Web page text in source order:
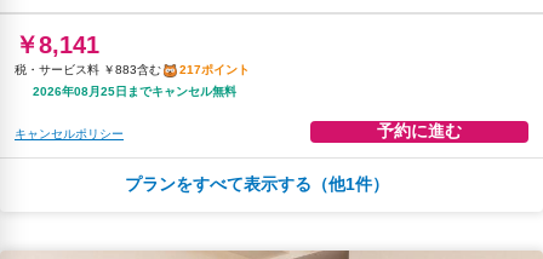
￥8,141
税・サービス料 ￥883含む
217ポイント
2026年08月25日までキャンセル無料
キャンセルポリシー 予約に進む
税・サービス料 ￥1,034含む
262ポイント
プランをすべて表示する（他1件）